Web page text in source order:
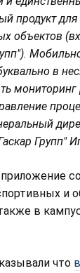
продукт для
объектов
в
Групп"
и
в
что